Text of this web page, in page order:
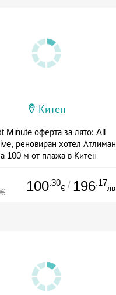
Китен
Minute оферта за лято: All
реновиран хотел Атлиман
100 м от плажа в Китен
100.30
€ / 196.17
лв.